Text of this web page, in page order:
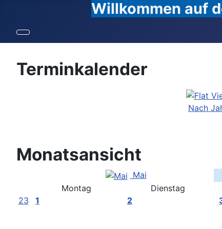
Willkommen auf
Terminkalender
Nach
Monatsansicht
Mai
Montag
Dienstag
23
1 2